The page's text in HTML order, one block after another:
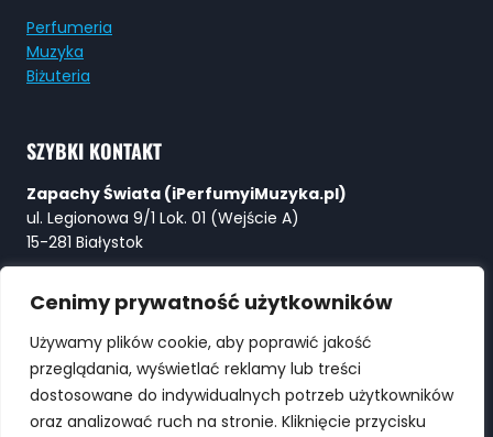
Cenimy prywatność użytkowników
Używamy plików cookie, aby poprawić jakość
przeglądania, wyświetlać reklamy lub treści
dostosowane do indywidualnych potrzeb użytkowników
oraz analizować ruch na stronie. Kliknięcie przycisku
Perfumeria
Muzyka
Biżuteria
SZYBKI KONTAKT
Zapachy Świata (iPerfumyiMuzyka.pl)
ul. Legionowa 9/1 Lok. 01 (Wejście A)
15-281 Białystok
E-mail:Perfumy@ZapachySwiata.com
WYSZUKIWARKA